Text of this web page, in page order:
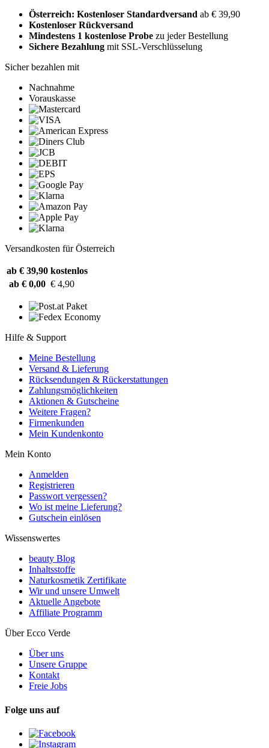
Österreich: Kostenloser Standardversand ab € 39,90
Kostenloser Rückversand
Mindestens 1 kostenlose Probe zu jeder Bestellung
Sichere Bezahlung mit SSL-Verschlüsselung
Sicher bezahlen mit
Nachnahme
Vorauskasse
Versandkosten für Österreich
ab € 39,90 kostenlos
ab € 0,00 € 4,90
Hilfe & Support
Meine Bestellung
Versand & Lieferung
Rücksendungen & Rückerstattungen
Zahlungsmöglichkeiten
Aktionen & Gutscheine
Weitere Fragen?
Firmenkunden
Mein Kundenkonto
Mein Konto
Anmelden
Registrieren
Passwort vergessen?
Wo ist meine Lieferung?
Gutschein einlösen
Wissenswertes
beauty Blog
Inhaltsstoffe
Naturkosmetik Zertifikate
Wir und unsere Umwelt
Aktuelle Angebote
Affiliate Programm
Über Ecco Verde
Über uns
Unsere Gruppe
Kontakt
Freie Jobs
Folge uns auf